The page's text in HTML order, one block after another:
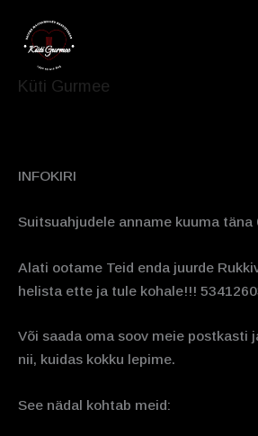
content
Küti Gurmee
INFOKIRI
Suitsuahjudele anname kuuma täna
Alati ootame Teid enda juurde
helista ette ja tule kohale!!!
Või saada oma soov meie postkasti
nii, kuidas kokku lepime.
See nädal kohtab meid: